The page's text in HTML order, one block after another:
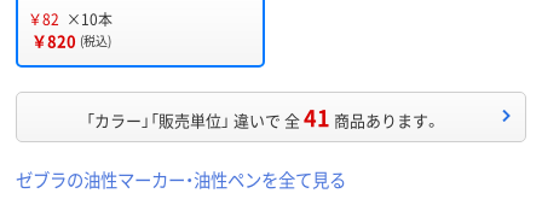
￥82 ×10本
￥820 (税込)
「カラー」「販売単位」 違いで 全41 商品あります。
ゼブラの油性マーカー・油性ペンを全て見る